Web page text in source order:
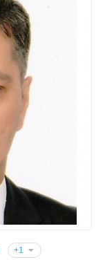
+1